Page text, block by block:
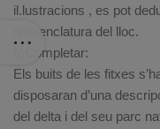
il.lustracions , es pot
nomenclatura del lloc.
5)Completar:
Els buits de les fitxes
disposaran d’una
del delta i del seu parc